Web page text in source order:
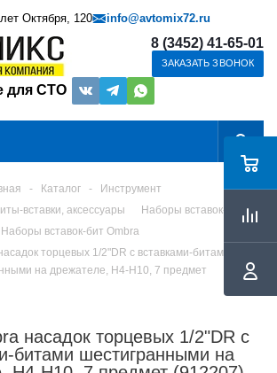
Октября, 120 info@avtomix72.ru
для СТО
8 (3452) 41-65-01
ЗАКАЗАТЬ ЗВОНОК
- Каталог -
Инструмент
вставки, аксессуары
Наборы вставок-бит
Наборы вставок-бит Ombra
торцевых 1/2"DR с вставками-битами
на дрежателе, H4-H10, 7 предмет
насадок торцевых 1/2"DR с
битами шестигранными на